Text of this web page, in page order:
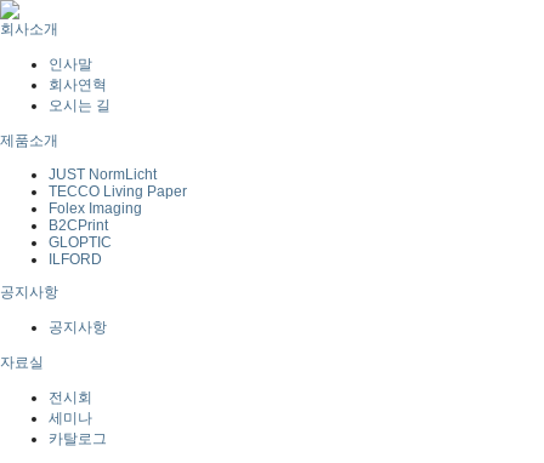
회사소개
인사말
회사연혁
오시는 길
제품소개
JUST NormLicht
TECCO Living Paper
Folex Imaging
B2CPrint
GLOPTIC
ILFORD
공지사항
공지사항
자료실
전시회
세미나
카탈로그